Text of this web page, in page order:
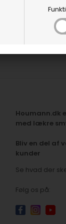
Houmann.dk
med lækre
Bliv en del af
kunder
Se hvad der
Følg os på: